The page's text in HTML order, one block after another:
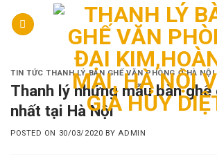
TIN TỨC THANH LÝ BÀN GHẾ VĂN PHÒNG Ở HÀ NỘI
Thanh lý những mẫu bàn
nhất tại Hà Nội
POSTED ON 30/03/2020 BYADMIN